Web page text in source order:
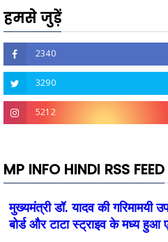
हमसे जुड़ें
2340
3290
5212
MP INFO HINDI RSS FEED